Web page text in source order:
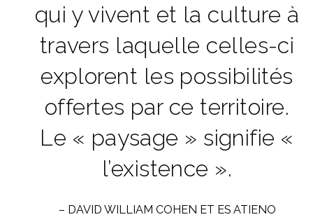
qui y vivent et la culture à
travers laquelle celles-ci
explorent les possibilités
offertes par ce territoire.
Le « paysage » signifie «
l’existence ».
– DAVID WILLIAM COHEN ET ES ATIENO